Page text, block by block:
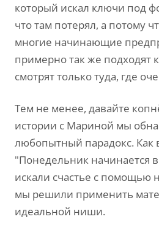
который искал ключи под
что там потерял, а потому
многие начинающие
примерно так же подходят
смотрят только туда, где
Тем не менее, давайте
истории с Мариной мы
любопытный парадокс. Как
"Понедельник начинается в
искали счастье с помощью
мы решили применить
идеальной ниши.